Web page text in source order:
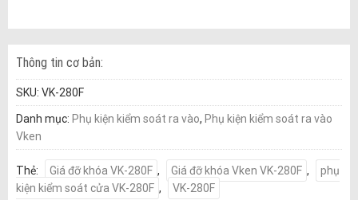
Thông tin cơ bản:
SKU: VK-280F
Danh mục: Phụ kiện kiểm soát ra vào, Phụ kiện kiểm soát ra vào
Vken
Thẻ: Giá đỡ khóa VK-280F , Giá đỡ khóa Vken VK-280F ,
phụ
kiện kiểm soát cửa VK-280F , VK-280F